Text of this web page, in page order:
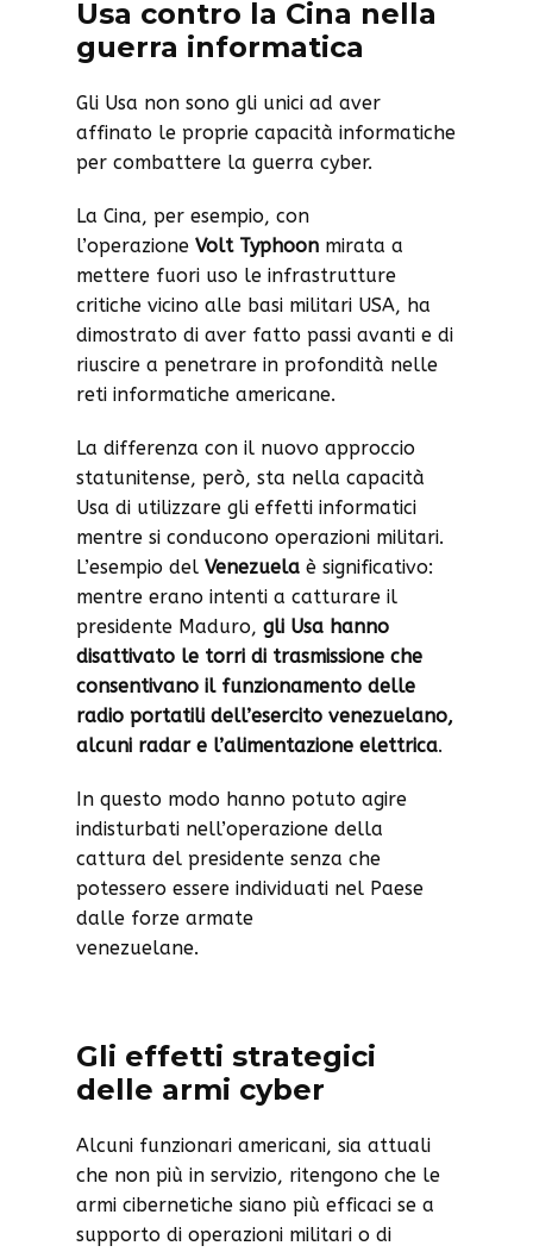
Usa contro la Cina nella
guerra informatica
Gli Usa non sono gli unici ad aver
affinato le proprie capacità informatiche
per combattere la guerra cyber.
La Cina, per esempio, con
l’operazione Volt Typhoon mirata a
mettere fuori uso le infrastrutture
critiche vicino alle basi militari USA, ha
dimostrato di aver fatto passi avanti e di
riuscire a penetrare in profondità nelle
reti informatiche americane.
La differenza con il nuovo approccio
statunitense, però, sta nella capacità
Usa di utilizzare gli effetti informatici
mentre si conducono operazioni militari.
L’esempio del Venezuela è significativo:
mentre erano intenti a catturare il
presidente Maduro, gli Usa hanno
disattivato le torri di trasmissione che
consentivano il funzionamento delle
radio portatili dell’esercito venezuelano,
alcuni radar e l’alimentazione elettrica.
In questo modo hanno potuto agire
indisturbati nell’operazione della
cattura del presidente senza che
potessero essere individuati nel Paese
dalle forze armate
venezuelane.
Gli effetti strategici
delle armi cyber
Alcuni funzionari americani, sia attuali
che non più in servizio, ritengono che le
armi cibernetiche siano più efficaci se a
supporto di operazioni militari o di